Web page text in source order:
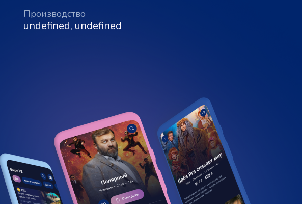
Производство
undefined, undefined